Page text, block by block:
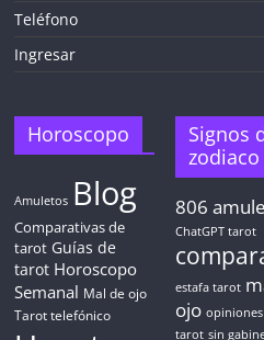
TAROT
✓ Sin cargos automáticos. El
crédito
Teléfono
Ingresar
Horoscopo
Amuletos Blog
Comparativas de
tarot Guías de
tarot Horoscopo
Semanal Mal de ojo
Tarot telefónico
Signos
zodiaco
806
ChatGPT tarot
estafa tarot
ojo opiniones
tarot sin